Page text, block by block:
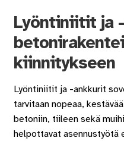
Lyöntiniitit ja
kiinnitykseen
Lyöntiniitit ja -ankkurit
tarvitaan nopeaa,
betoniin, tiileen sekä
helpottavat asennustyötä